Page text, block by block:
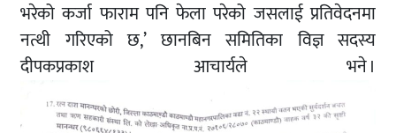
भरेको कर्जा फाराम पनि फेला परेको जसलाई प्रतिवेदनमा
नत्थी गरिएको छ,’ छानबिन समितिका विज्ञ सदस्य
दीपकप्रकाश आचार्यले भने ।